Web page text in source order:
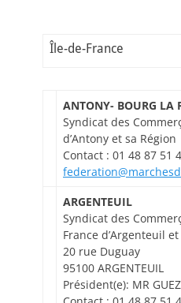
Île-de-France
ANTONY- BOURG LA
Syndicat des
d’Antony et sa Région
Contact : 01 48 87 51
ARGENTEUIL
Syndicat des
France d’Argenteuil
20 rue Duguay
95100 ARGENTEUIL
Président(e): MR